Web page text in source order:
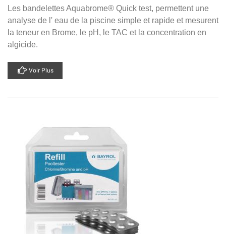
Les bandelettes Aquabrome® Quick test, permettent une
analyse de l' eau de la piscine simple et rapide et mesurent
la teneur en Brome, le pH, le TAC et la concentration en
algicide.
Voir Plus